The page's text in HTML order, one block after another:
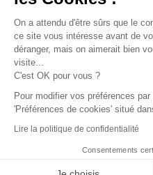
On a attendu d'être sûrs que le
ce site vous intéresse avant de
déranger, mais on aimerait bien
visite...
C'est OK pour vous ?
Pour modifier vos préférences
'Préférences de cookies' situé
Lire la politique de confidentialité
Consentements
Politique de cookies
Modifier votre choix
Conditions
Accord de
Sécurité